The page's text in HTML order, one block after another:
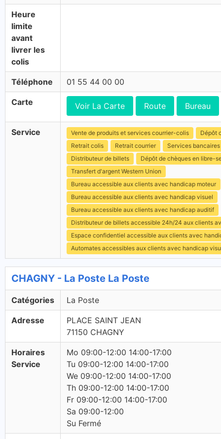
Heure
limite
avant
livrer les
colis
Téléphone 01 55 44 00 00
Carte Voir La Carte Route Bureau
Service Vente de produits et services courrier-colis
Dépôt
Retrait colis
Retrait courrier
Services bancaires
Distributeur de billets
Dépôt de chèques en libre-
Transfert d'argent Western Union
Bureau accessible aux clients avec handicap moteur
Bureau accessible aux clients avec handicap visuel
Bureau accessible aux clients avec handicap auditif
Distributeur de billets accessible 24h/24 aux clients
Espace confidentiel accessible aux clients avec
Automates accessibles aux clients avec handicap
CHAGNY - La Poste La Poste
Catégories La Poste
Adresse
PLACE SAINT JEAN
71150 CHAGNY
Horaires
Service
Mo 09:00-12:00 14:00-17:00
Tu 09:00-12:00 14:00-17:00
We 09:00-12:00 14:00-17:00
Th 09:00-12:00 14:00-17:00
Fr 09:00-12:00 14:00-17:00
Sa 09:00-12:00
Su Fermé